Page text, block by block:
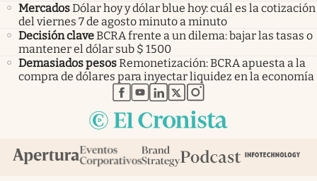
MercadosDólar hoy y dólar blue hoy: cuál es la cotización
del viernes 7 de agosto minuto a minuto
Decisión claveBCRA frente a un dilema: bajar las tasas o
mantener el dólar sub $ 1500
Demasiados pesosRemonetización: BCRA apuesta a la
compra de dólares para inyectar liquidez en la economía
abre en nueva pestaña
abre en nueva pestaña
abre en nueva pestaña
abre en nueva pestaña
abre en nueva pestaña